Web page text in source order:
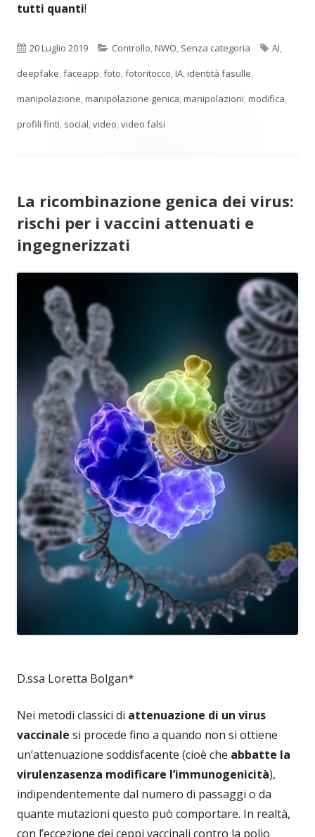
tutti quanti!
Pubblicato
20 Luglio 2019 Categorie
Controllo,NWO, Senza categoria Tag
AI,
deepfake,faceapp,foto,fotoritocco,IA,identità fasulle,
manipolazione,manipolazione genica,manipolazioni,modifica,
profili finti, social,video,video falsi
La ricombinazione genica dei virus:
rischi per i vaccini attenuati e
ingegnerizzati
D.ssa Loretta Bolgan*
Nei metodi classici di attenuazione di un virus
vaccinale si procede fino a quando non si ottiene
un’attenuazione soddisfacente (cioè che abbatte la
virulenzasenza modificare l’immunogenicità),
indipendentemente dal numero di passaggi o da
quante mutazioni questo può comportare. In realtà,
con l’eccezione dei ceppi vaccinali contro la polio